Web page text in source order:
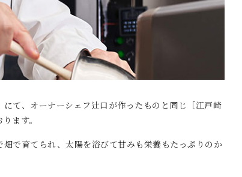
て、オーナーシェフ辻口が作ったものと同じ［江戸崎
ます。
で育てられ、太陽を浴びて甘みも栄養もたっぷりのか